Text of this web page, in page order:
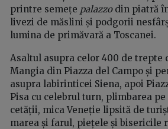
printre semețe palazzodin piatră
livezi de măslini și podgorii
lumina de primăvară a Toscanei.
Asaltul asupra celor 400 de trepte
Mangia din Piazza del Campo și
asupra labirinticei Siena, apoi
Pisa cu celebrul turn, plimbarea
cetății, mica Veneție lipsită de
marea și farul, piețele și bisericile